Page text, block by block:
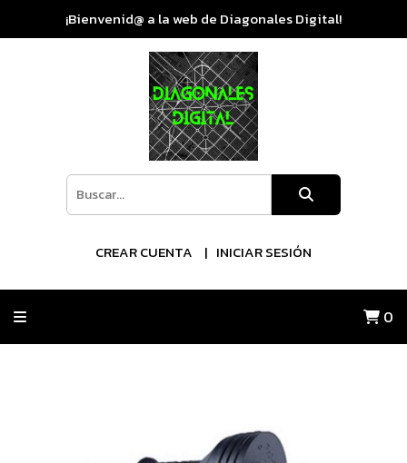
¡Bienvenid@ a la web de Diagonales Digital!
CREAR CUENTA INICIAR SESIÓN
0